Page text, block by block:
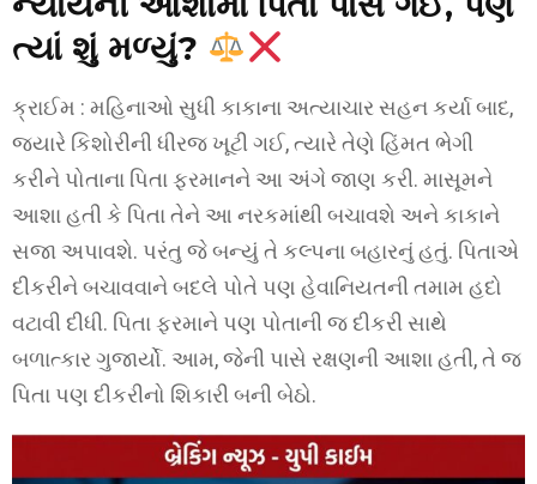
ત્યાં શું મળ્યું?
ક્રાઈમ : મહિનાઓ સુધી કાકાના અત્યાચાર સહન કર્યા બાદ,
જ્યારે કિશોરીની ધીરજ ખૂટી ગઈ, ત્યારે તેણે હિંમત ભેગી
કરીને પોતાના પિતા ફરમાનને આ અંગે જાણ કરી. માસૂમને
આશા હતી કે પિતા તેને આ નરકમાંથી બચાવશે અને કાકાને
સજા અપાવશે. પરંતુ જે બન્યું તે કલ્પના બહારનું હતું. પિતાએ
દીકરીને બચાવવાને બદલે પોતે પણ હેવાનિયતની તમામ હદો
વટાવી દીધી. પિતા ફરમાને પણ પોતાની જ દીકરી સાથે
બળાત્કાર ગુજાર્યો. આમ, જેની પાસે રક્ષણની આશા હતી, તે જ
પિતા પણ દીકરીનો શિકારી બની બેઠો.